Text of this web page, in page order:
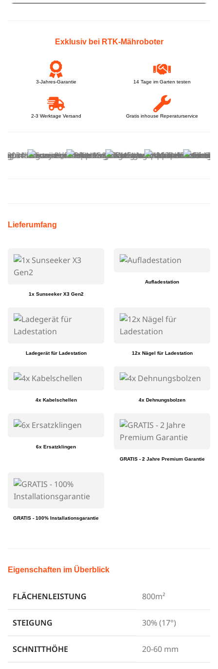
Exklusiv bei RTK-Mähroboter
3-Jahres-Garantie
2-3 Werktage Versand
14 Tage im Garten testen
Gratis inhouse Reperaturservice
Lieferumfang
1x Sunseeker X3 Gen2
Aufladestation
Ladegerät für Ladestation 12x Nägel für Ladestation
4x Kabelschellen 4x Dehnungsbolzen
6x Ersatzklingen
GRATIS - 2 Jahre Premium Garantie
GRATIS - 100% Installationsgarantie
Eigenschaften im Überblick
FLÄCHENLEISTUNG 800m²
STEIGUNG 30% (17°)
SCHNITTHÖHE 20-60 mm